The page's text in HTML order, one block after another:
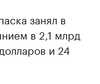
занял в
в 2,1 млрд
и 24